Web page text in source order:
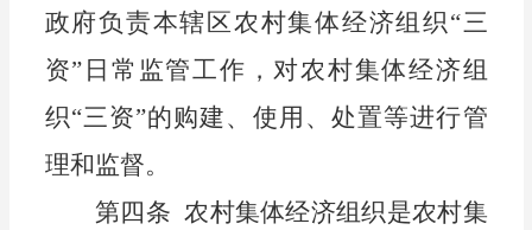
政府负责本辖区农村集体经济组织“三
资”日常监管工作，对农村集体经济组
织“三资”的购建、使用、处置等进行管
理和监督。
第四条 农村集体经济组织是农村集